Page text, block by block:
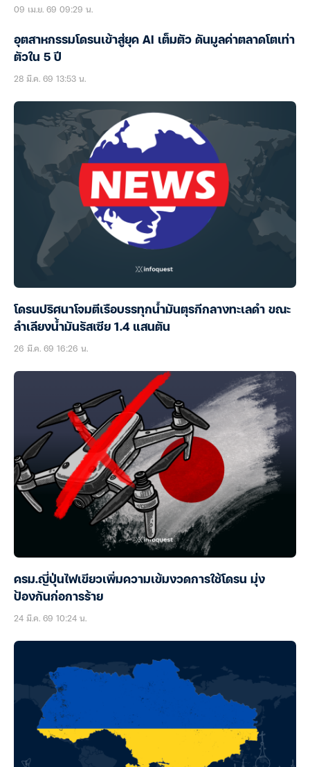
09 เม.ย. 69 09:29 น.
อุตสาหกรรมโดรนเข้าสู่ยุค AI เต็มตัว ดันมูลค่าตลาดโตเท่า
ตัวใน 5 ปี
28 มี.ค. 69 13:53 น.
โดรนปริศนาโจมตีเรือบรรทุกน้ำมันตุรกีกลางทะเลดำ ขณะ
ลำเลียงน้ำมันรัสเซีย 1.4 แสนตัน
26 มี.ค. 69 16:26 น.
ครม.ญี่ปุ่นไฟเขียวเพิ่มความเข้มงวดการใช้โดรน มุ่ง
ป้องกันก่อการร้าย
24 มี.ค. 69 10:24 น.